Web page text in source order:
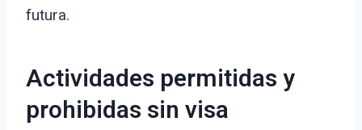
futura.
Actividades permitidas y
prohibidas sin visa